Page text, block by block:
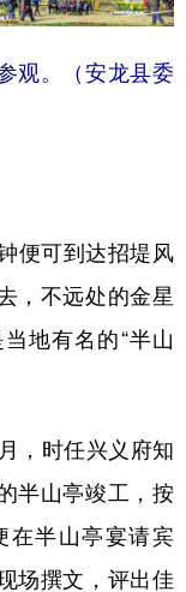
한국어
。（安龙县委
便可到达招堤风
，不远处的金星
地有名的“半山
，时任兴义府知
半山亭竣工，按
在半山亭宴请宾
场撰文，评出佳